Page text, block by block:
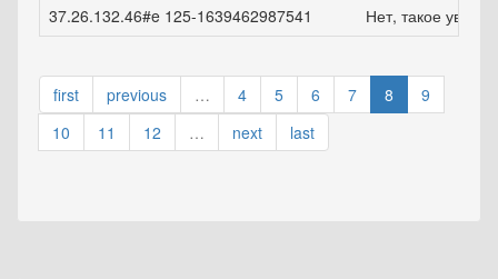
37.26.132.46#e 125-1639462987541
Нет, такое
first previous … 4 5 6 7 8
9
10
11 12 … next last